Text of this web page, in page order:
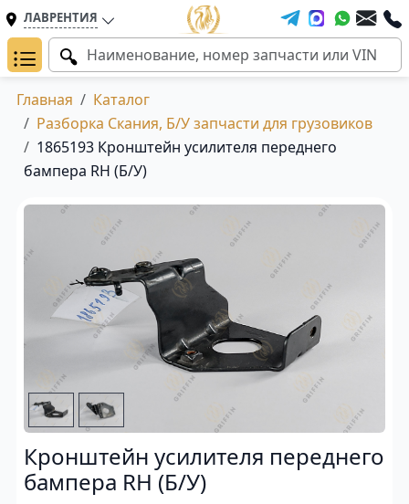
ЛАВРЕНТИЯ
Главная
Каталог
Разборка Скания, Б/У запчасти для грузовиков
1865193 Кронштейн усилителя переднего
бампера RH (Б/У)
Кронштейн усилителя переднего
бампера RH (Б/У)